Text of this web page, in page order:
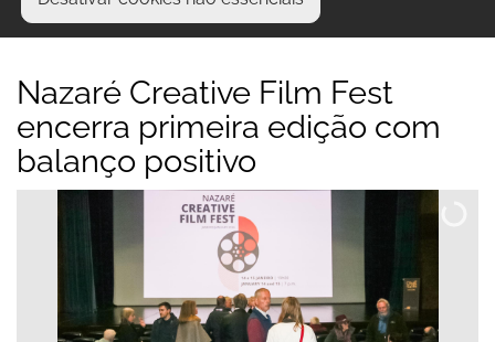
Nazaré Creative Film Fest
encerra primeira edição com
balanço positivo